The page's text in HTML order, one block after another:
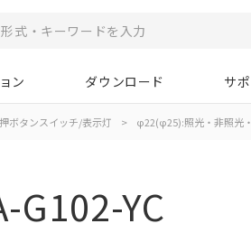
ン ダウンロード サ
押ボタンスイッチ/表示灯 > φ22(φ25):照光・非照光
G102-YC